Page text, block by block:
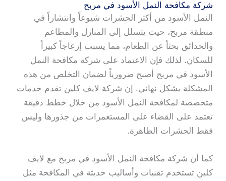
شركة مكافحة النمل الأسود في مربح
النمل الأسود من أكثر الحشرات شيوعاً وانتشاراً في
منطقة مربح، حيث يتسلل إلى المنازل والمطاعم
والحدائق بحثاً عن الطعام، مما يسبب إزعاجاً كبيراً
للسكان. لذلك فإن الاعتماد على شركة مكافحة النمل
الأسود في مربح أصبح ضرورياً لضمان التخلص من هذه
المشكلة بشكل نهائي. إن شركة لايف كلين تقدم خدمات
متخصصة لمكافحة النمل الأسود من خلال خطط دقيقة
تعتمد على القضاء على المستعمرات من جذورها وليس
فقط الحشرات الظاهرة.
كما أن شركة مكافحة النمل الأسود في مربح مع لايف
كلين تستخدم تقنيات وأساليب حديثة في المكافحة مثل